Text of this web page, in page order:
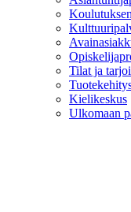
Tilat ja
Kielikeskus
Ulkomaan